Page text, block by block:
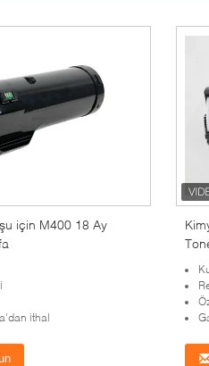
için M400 18 Ay
ithal